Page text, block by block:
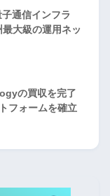
通信インフラ
最大級の運用ネッ
の買収を完了
フォームを確立